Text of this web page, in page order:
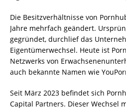
Die Besitzverhältnisse von
Jahre mehrfach geändert.
gegründet, durchlief das
Eigentümerwechsel. Heute ist
Netzwerks von
auch bekannte Namen wie
Seit März 2023 befindet sich
Capital Partners. Dieser Wechsel